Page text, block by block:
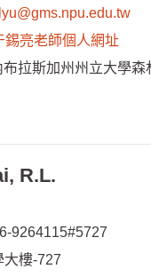
錫亮老師個人網址
布拉斯加州州立大學
R.L.
9264115#5727
大樓-727